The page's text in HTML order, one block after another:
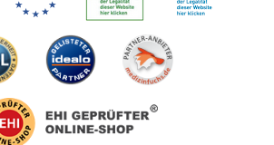
unserem Körper in vielen
brauchen nachts lange, um
haben Schwierigkeiten, nach dem
wieder Schlaf zu finden. Trotz
innere Faktoren wie eine hohe
in Angespanntheit äußert, das